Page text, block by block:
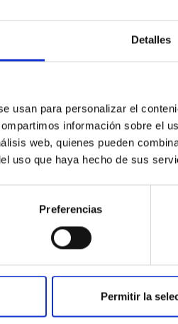
Detalles
usan para personalizar el
información sobre el
web, quienes pueden
uso que haya hecho de sus
Preferencias
Permitir la
core of Mrk 501
primarily because
black hole (SMBBH). We